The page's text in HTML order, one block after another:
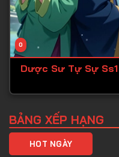
0
Dược Sư Tự Sự Ss1
BẢNG XẾP HẠNG
HOT NGÀY